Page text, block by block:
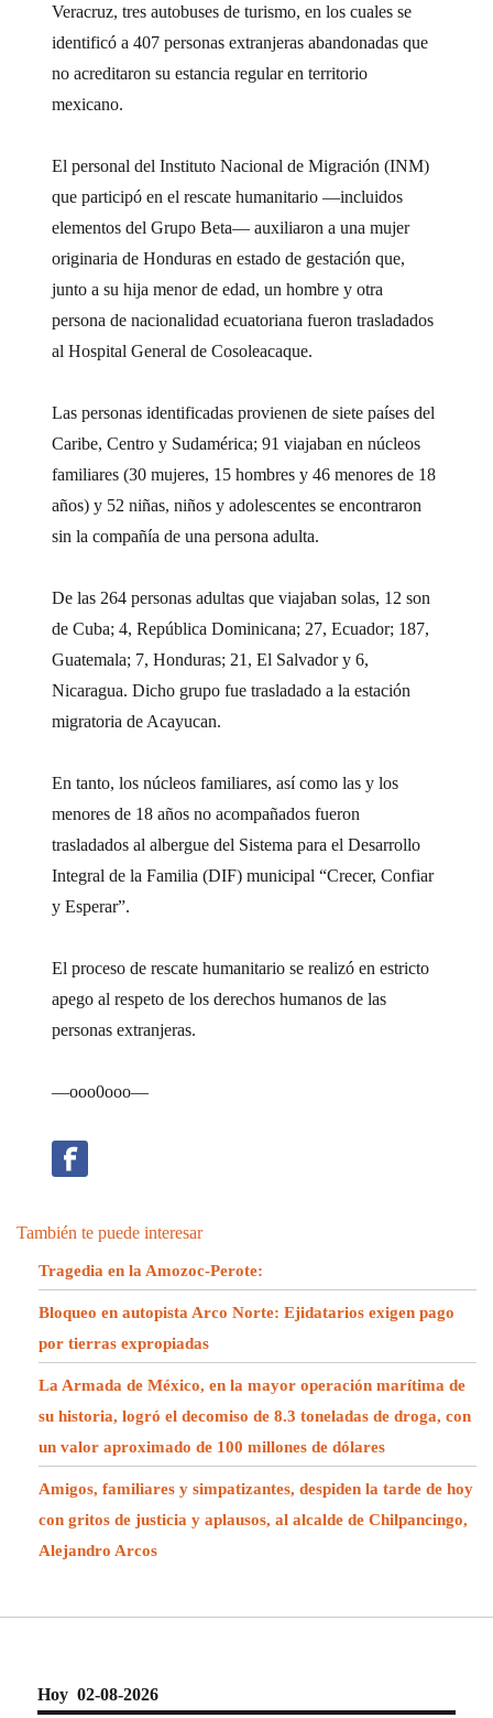
Veracruz, tres autobuses de turismo, en los cuales se
identificó a 407 personas extranjeras abandonadas que
no acreditaron su estancia regular en territorio
mexicano.
El personal del Instituto Nacional de Migración (INM)
que participó en el rescate humanitario —incluidos
elementos del Grupo Beta— auxiliaron a una mujer
originaria de Honduras en estado de gestación que,
junto a su hija menor de edad, un hombre y otra
persona de nacionalidad ecuatoriana fueron trasladados
al Hospital General de Cosoleacaque.
Las personas identificadas provienen de siete países del
Caribe, Centro y Sudamérica; 91 viajaban en núcleos
familiares (30 mujeres, 15 hombres y 46 menores de 18
años) y 52 niñas, niños y adolescentes se encontraron
sin la compañía de una persona adulta.
De las 264 personas adultas que viajaban solas, 12 son
de Cuba; 4, República Dominicana; 27, Ecuador; 187,
Guatemala; 7, Honduras; 21, El Salvador y 6,
Nicaragua. Dicho grupo fue trasladado a la estación
migratoria de Acayucan.
En tanto, los núcleos familiares, así como las y los
menores de 18 años no acompañados fueron
trasladados al albergue del Sistema para el Desarrollo
Integral de la Familia (DIF) municipal “Crecer, Confiar
y Esperar”.
El proceso de rescate humanitario se realizó en estricto
apego al respeto de los derechos humanos de las
personas extranjeras.
—ooo0ooo—
También te puede interesar
Tragedia en la Amozoc-Perote:
Bloqueo en autopista Arco Norte: Ejidatarios exigen pago
por tierras expropiadas
La Armada de México, en la mayor operación marítima de
su historia, logró el decomiso de 8.3 toneladas de droga, con
un valor aproximado de 100 millones de dólares
Amigos, familiares y simpatizantes, despiden la tarde de hoy
con gritos de justicia y aplausos, al alcalde de Chilpancingo,
Alejandro Arcos
Hoy 02-08-2026